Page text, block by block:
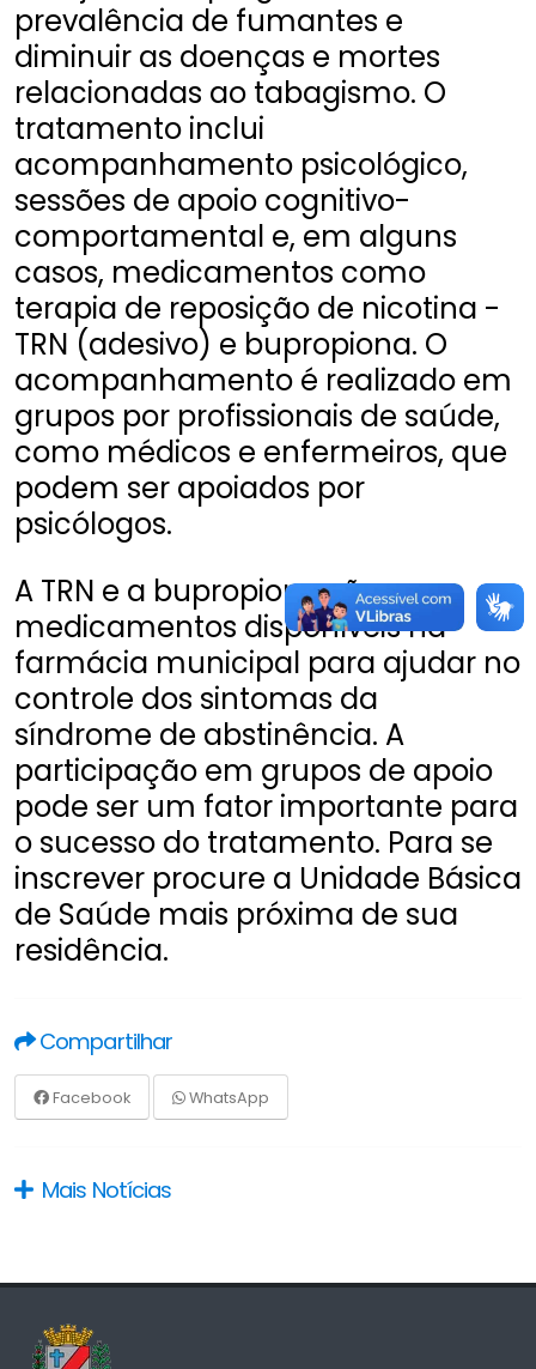
prevalência de fumantes e
diminuir as doenças e mortes
relacionadas ao tabagismo. O
tratamento inclui
acompanhamento psicológico,
sessões de apoio cognitivo-
comportamental e, em alguns
casos, medicamentos como
terapia de reposição de nicotina -
TRN (adesivo) e bupropiona. O
acompanhamento é realizado em
grupos por profissionais de saúde,
como médicos e enfermeiros, que
podem ser apoiados por
psicólogos.
A TRN e a bupropiona são
medicamentos disponíveis na
farmácia municipal para ajudar no
controle dos sintomas da
síndrome de abstinência. A
participação em grupos de apoio
pode ser um fator importante para
o sucesso do tratamento. Para se
inscrever procure a Unidade Básica
de Saúde mais próxima de sua
residência.
Compartilhar
Facebook WhatsApp
Mais Notícias